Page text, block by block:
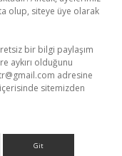
olup, siteye üye olarak
bir bilgi paylaşım
aykırı olduğunu
adresine
sitemizden